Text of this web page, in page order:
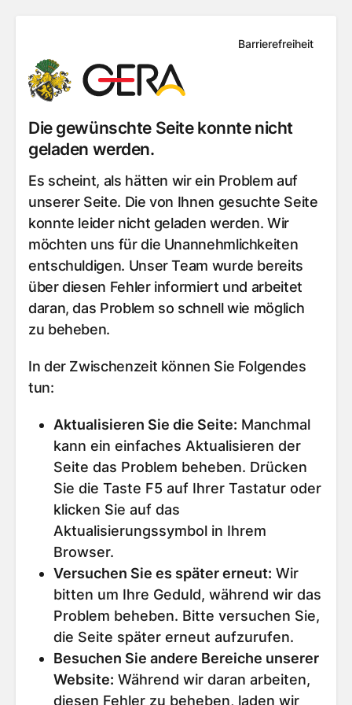
Barrierefreiheit
Die gewünschte Seite konnte nicht
geladen werden.
Es scheint, als hätten wir ein Problem auf
unserer Seite. Die von Ihnen gesuchte Seite
konnte leider nicht geladen werden. Wir
möchten uns für die Unannehmlichkeiten
entschuldigen. Unser Team wurde bereits
über diesen Fehler informiert und arbeitet
daran, das Problem so schnell wie möglich
zu beheben.
In der Zwischenzeit können Sie Folgendes
tun:
Aktualisieren Sie die Seite: Manchmal
kann ein einfaches Aktualisieren der
Seite das Problem beheben. Drücken
Sie die Taste F5 auf Ihrer Tastatur oder
klicken Sie auf das
Aktualisierungssymbol in Ihrem
Browser.
Versuchen Sie es später erneut: Wir
bitten um Ihre Geduld, während wir das
Problem beheben. Bitte versuchen Sie,
die Seite später erneut aufzurufen.
Besuchen Sie andere Bereiche unserer
Website: Während wir daran arbeiten,
diesen Fehler zu beheben, laden wir